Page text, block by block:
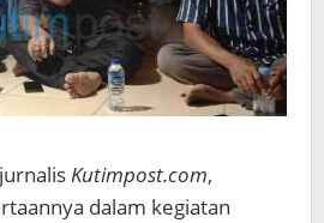
Kutimpost.com,
dalam kegiatan